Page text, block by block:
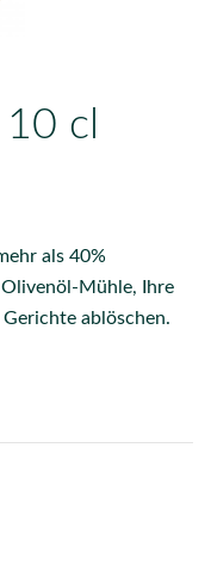
cl
als 40%
Mühle, Ihre
ablöschen.